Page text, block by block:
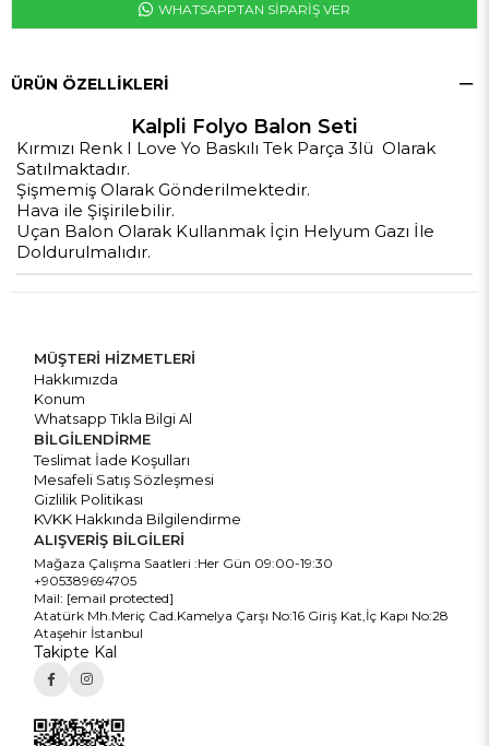
WHATSAPPTAN SİPARİŞ VER
ÜRÜN ÖZELLIKLERI
Kalpli Folyo Balon Seti
Kırmızı Renk I Love Yo Baskılı Tek Parça 3lü Olarak
Satılmaktadır.
Şişmemiş Olarak Gönderilmektedir.
Hava ile Şişirilebilir.
Uçan Balon Olarak Kullanmak İçin Helyum Gazı İle
Doldurulmalıdır.
MÜŞTERİ HİZMETLERİ
Hakkımızda
Konum
Whatsapp Tıkla Bilgi Al
BİLGİLENDİRME
Teslimat İade Koşulları
Mesafeli Satış Sözleşmesi
Gizlilik Politikası
KVKK Hakkında Bilgilendirme
ALIŞVERİŞ BİLGİLERİ
Mağaza Çalışma Saatleri :Her Gün 09:00-19:30
+905389694705
Mail: [email protected]
Atatürk Mh.Meriç Cad.Kamelya Çarşı No:16 Giriş Kat,İç Kapı No:28
Ataşehir İstanbul
Takipte Kal